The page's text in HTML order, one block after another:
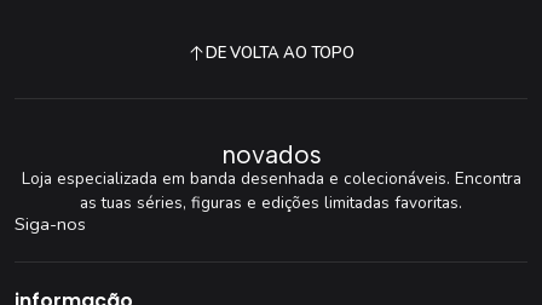
DE VOLTA AO TOPO
novados
Loja especializada em banda desenhada e colecionáveis. Encontra
as tuas séries, figuras e edições limitadas favoritas.
Siga-nos